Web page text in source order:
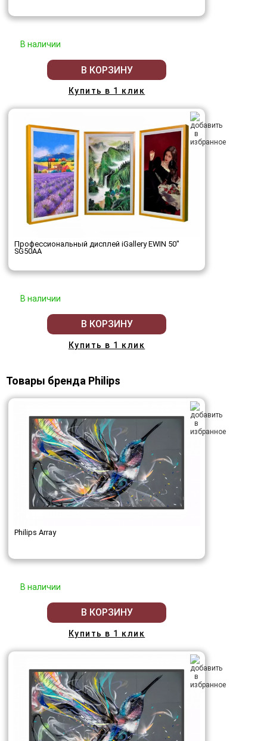
В наличии
В КОРЗИНУ
Купить в 1 клик
Профессиональный дисплей iGallery EWIN 50"
SG50AA
В наличии
В КОРЗИНУ
Купить в 1 клик
Товары бренда Philips
Philips Array
В наличии
В КОРЗИНУ
Купить в 1 клик